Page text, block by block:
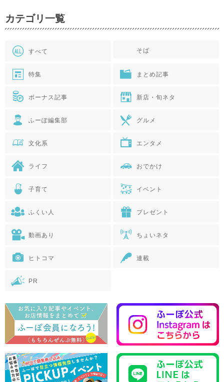
カテゴリ一覧
すべて そば
特集 まとめ記事
ボーナス記事 新店・旬ネタ
ふーぽ編集部 グルメ
文化系 エンタメ
ライフ おでかけ
子育て イベント
ふくい人 プレゼント
動画あり ちょいネタ
ヒトコマ 連載
PR